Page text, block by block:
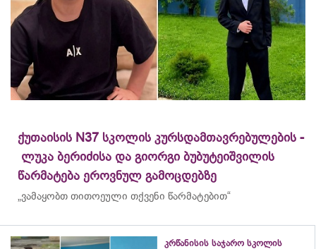
ქუთაისის N37 სკოლის კურსდამთავრებულების -
ლუკა ბერიძისა და გიორგი ბუბუტეიშვილის
წარმატება ეროვნულ გამოცდებზე
„ვამაყობთ თითოეული თქვენი წარმატებით“
კრწანისის საჯარო სკოლის